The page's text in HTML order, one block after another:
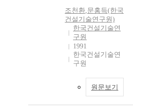
조천환,문홍득(한국
건설기술연구원)
한국건설기술연
구원
1991
한국건설기술연
구원
원문보기